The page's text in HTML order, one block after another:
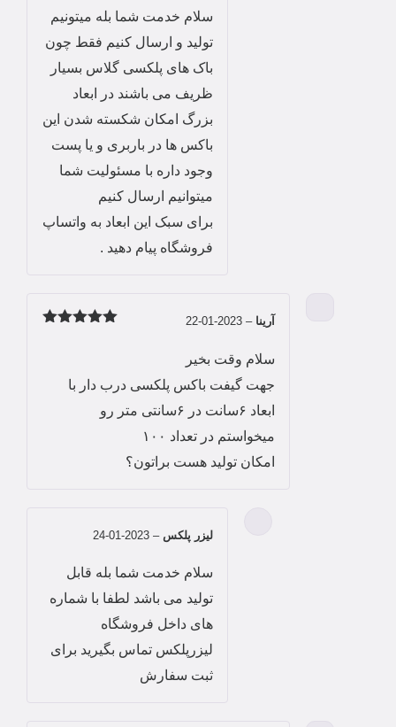
سلام خدمت شما بله میتونیم
تولید و ارسال کنیم فقط چون
باک های پلکسی گلاس بسیار
ظریف می باشند در ابعاد
بزرگ امکان شکسته شدن این
باکس ها در باربری و یا پست
وجود داره با مسئولیت شما
میتوانیم ارسال کنیم
برای سبک این ابعاد به واتساپ
فروشگاه پیام دهید .
آرینا–
2023-01-22
سلام وقت بخیر
جهت گیفت باکس پلکسی درب دار با
ابعاد ۶سانت در ۶سانتی متر رو
میخواستم در تعداد ۱۰۰
امکان تولید هست براتون؟
لیزر پلکس–
2023-01-24
سلام خدمت شما بله قابل
تولید می باشد لطفا با شماره
های داخل فروشگاه
لیزرپلکس تماس بگیرید برای
ثبت سفارش